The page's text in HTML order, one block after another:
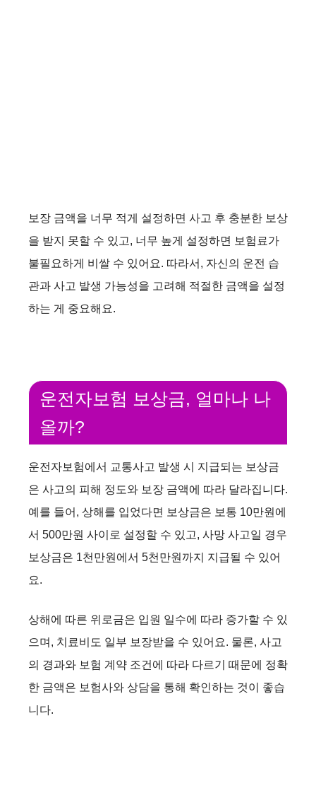
보장 금액을 너무 적게 설정하면 사고 후 충분한 보상
을 받지 못할 수 있고, 너무 높게 설정하면 보험료가
불필요하게 비쌀 수 있어요. 따라서, 자신의 운전 습
관과 사고 발생 가능성을 고려해 적절한 금액을 설정
하는 게 중요해요.
운전자보험 보상금, 얼마나 나
올까?
운전자보험에서 교통사고 발생 시 지급되는 보상금
은 사고의 피해 정도와 보장 금액에 따라 달라집니다.
예를 들어, 상해를 입었다면 보상금은 보통 10만원에
서 500만원 사이로 설정할 수 있고, 사망 사고일 경우
보상금은 1천만원에서 5천만원까지 지급될 수 있어
요.
상해에 따른 위로금은 입원 일수에 따라 증가할 수 있
으며, 치료비도 일부 보장받을 수 있어요. 물론, 사고
의 경과와 보험 계약 조건에 따라 다르기 때문에 정확
한 금액은 보험사와 상담을 통해 확인하는 것이 좋습
니다.